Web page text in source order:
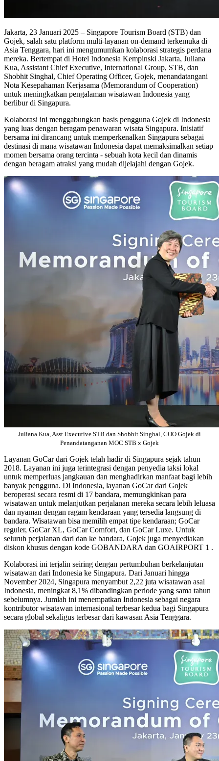
Jakarta, 23 Januari 2025 – Singapore Tourism Board (STB) dan
Gojek, salah satu platform multi-layanan on-demand terkemuka di
Asia Tenggara, hari ini mengumumkan kolaborasi strategis perdana
mereka. Bertempat di Hotel Indonesia Kempinski Jakarta, Juliana
Kua, Assistant Chief Executive, International Group, STB, dan
Shobhit Singhal, Chief Operating Officer, Gojek, menandatangani
Nota Kesepahaman Kerjasama (Memorandum of Cooperation)
untuk meningkatkan pengalaman wisatawan Indonesia yang
berlibur di Singapura.
Kolaborasi ini menggabungkan basis pengguna Gojek di Indonesia
yang luas dengan beragam penawaran wisata Singapura. Inisiatif
bersama ini dirancang untuk memperkenalkan Singapura sebagai
destinasi di mana wisatawan Indonesia dapat memaksimalkan setiap
momen bersama orang tercinta - sebuah kota kecil dan dinamis
dengan beragam atraksi yang mudah dijelajahi dengan Gojek.
Juliana Kua, Asst Executive STB dan Shobhit Singhal, COO Gojek di
Penandatanganan MOC STB x Gojek
Layanan GoCar dari Gojek telah hadir di Singapura sejak tahun
2018. Layanan ini juga terintegrasi dengan penyedia taksi lokal
untuk memperluas jangkauan dan menghadirkan manfaat bagi lebih
banyak pengguna. Di Indonesia, layanan GoCar dari Gojek
beroperasi secara resmi di 17 bandara, memungkinkan para
wisatawan untuk melanjutkan perjalanan mereka secara lebih leluasa
dan nyaman dengan ragam kendaraan yang tersedia langsung di
bandara. Wisatawan bisa memilih empat tipe kendaraan; GoCar
reguler, GoCar XL, GoCar Comfort, dan GoCar Luxe. Untuk
seluruh perjalanan dari dan ke bandara, Gojek juga menyediakan
diskon khusus dengan kode GOBANDARA dan GOAIRPORT 1 .
Kolaborasi ini terjalin seiring dengan pertumbuhan berkelanjutan
wisatawan dari Indonesia ke Singapura. Dari Januari hingga
November 2024, Singapura menyambut 2,22 juta wisatawan asal
Indonesia, meningkat 8,1% dibandingkan periode yang sama tahun
sebelumnya. Jumlah ini menempatkan Indonesia sebagai negara
kontributor wisatawan internasional terbesar kedua bagi Singapura
secara global sekaligus terbesar dari kawasan Asia Tenggara.